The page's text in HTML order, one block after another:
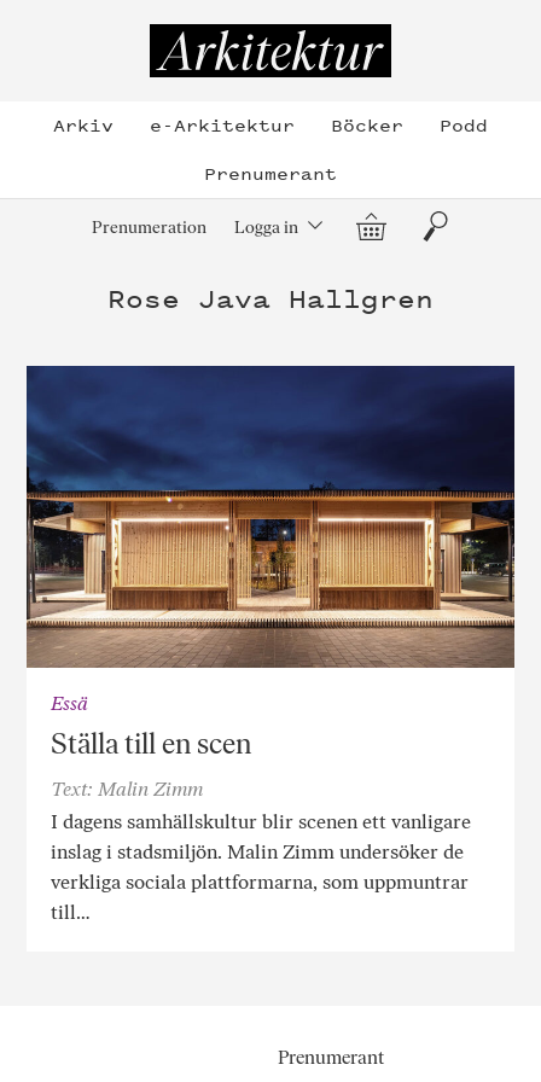
Arkiv e-Arkitektur Böcker
Podd
Prenumerant
Prenumeration Logga in Varukorg
Sök
Rose Java Hallgren
Essä
Ställa till en scen
Text: Malin Zimm
I dagens samhällskultur blir scenen ett vanligare
inslag i stadsmiljön. Malin Zimm undersöker de
verkliga sociala plattformarna, som uppmuntrar
till…
Prenumerant